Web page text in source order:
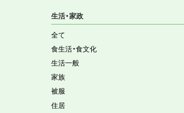
生活・家政
全て
食生活・食文化
生活一般
家族
被服
住居